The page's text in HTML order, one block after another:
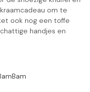
om te
ook nog een toffe
handjes en